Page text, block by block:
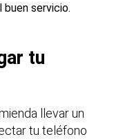
servicio.
tu
llevar un
tu teléfono